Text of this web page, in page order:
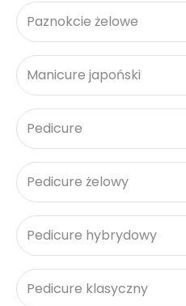
Paznokcie żelowe
Manicure japoński
Pedicure
Pedicure żelowy
Pedicure hybrydowy
Pedicure klasyczny